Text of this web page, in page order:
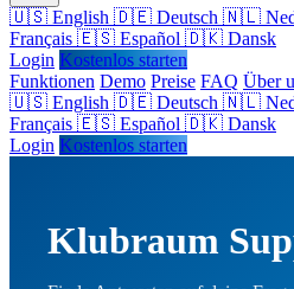
🇺🇸 English 🇩🇪 Deutsch 🇳🇱
Français 🇪🇸 Español 🇩🇰 Dansk
Login Kostenlos starten
Funktionen Demo Preise FAQ Über
🇺🇸 English 🇩🇪 Deutsch 🇳🇱
Français 🇪🇸 Español 🇩🇰 Dansk
Login Kostenlos starten
Klubraum